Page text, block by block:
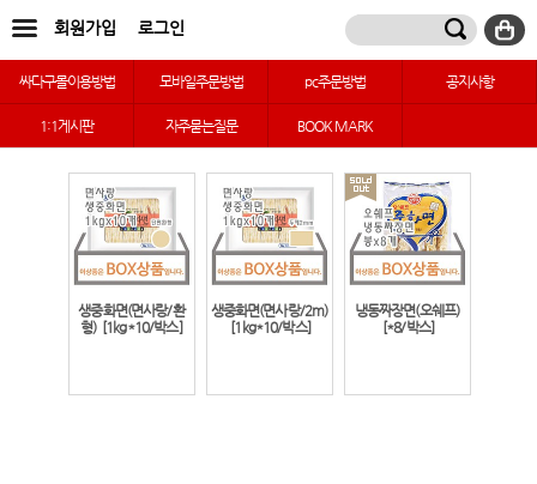
회원가입 로그인
싸다구몰이용방법 모바일주문방법 pc주문방법 공지사항
1:1게시판 자주묻는질문 BOOK MARK
생중화면(면사랑/환
형) [1kg*10/박스]
생중화면(면사랑/2m)
[1kg*10/박스]
냉동짜장면(오쉐프)
[*8/박스]